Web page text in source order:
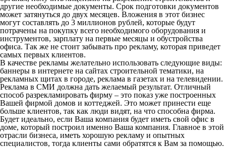
другие необходимые документы. Срок подготовки документов
может затянуться до двух месяцев. Вложения в этот бизнес
могут составлять до 3 миллионов рублей, которые будут
потрачены на покупку всего необходимого оборудования и
инструментов, зарплату на первые месяцы и обустройства
офиса. Так же не стоит забывать про рекламу, которая приведет
самых первых клиентов.
В качестве рекламы желательно использовать следующие виды:
баннеры в интернете на сайтах строительной тематики, на
рекламных щитах в городе, реклама в газетах и на телевидении.
Реклама в СМИ должна дать желаемый результат. Отличный
способ разрекламировать фирму – это показ уже построенных
Вашей фирмой домов и коттеджей. Это может принести еще
больше клиентов, так как люди видят, на что способна фирма.
Будет идеально, если Ваша компания будет иметь свой офис в
доме, который построил именно Ваша компания. Главное в этой
отрасли бизнеса, иметь хорошую рекламу и опытных
специалистов, тогда клиенты сами обратятся к Вам за помощью.